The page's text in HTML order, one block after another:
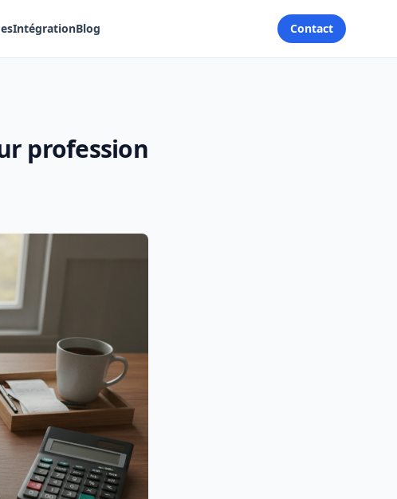
IntégrationBlog Contact
profession